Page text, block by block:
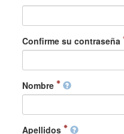
Confirme su contraseña
Nombre
Apellidos